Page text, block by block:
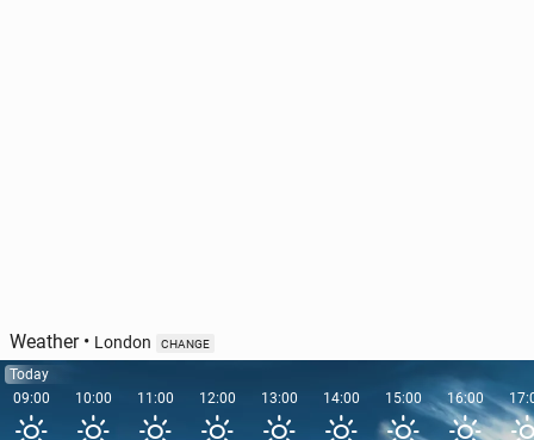
Weather• London CHANGE
Today
09:00
10:00 11:00 12:00 13:00 14:00 15:00 16:00